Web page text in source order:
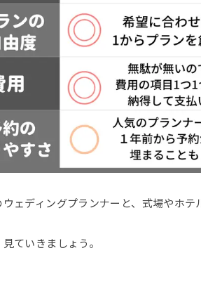
ェディングプランナーと、式場やホテ
ていきましょう。